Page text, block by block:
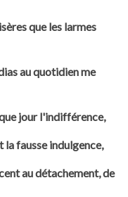
que les larmes
au quotidien me
jour l'indifférence,
la fausse indulgence,
au détachement, de